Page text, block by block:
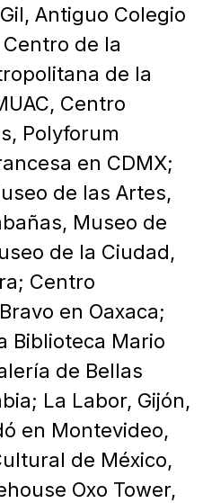
Antiguo Colegio
de la
de la
Centro
Polyforum
en CDMX;
de las Artes,
Museo de
de la Ciudad,
Centro
en Oaxaca;
Biblioteca Mario
de Bellas
La Labor, Gijón,
en Montevideo,
de México,
Oxo Tower,